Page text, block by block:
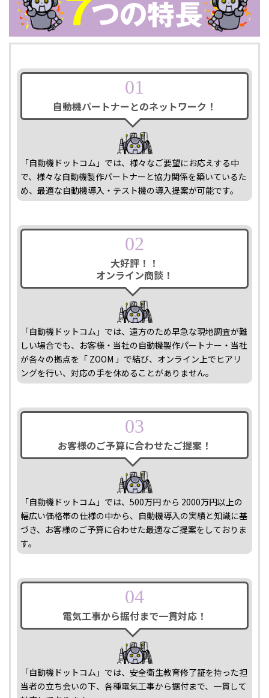
01
自動機パートナー とのネットワーク！
「自動機ドットコム」では、様々なご要望にお応えする中
で、様々な自動機製作パートナーと協力関係を築いているた
め、最適な自動機導入・テスト機の導入提案が可能です。
02
大好評！！
オンライン商談！
「自動機ドットコム」では、遠方のため早急な現地調査が難
しい場合でも、お客様・当社の自動機製作パートナー・当社
が各々の拠点を「 ZOOM 」で結び、オンライン上でヒアリ
ングを行い、対応の手を休めることがありません。
03
お客様のご予算に合わせたご提案！
「自動機ドットコム」では、500万円 から 2000万円以上の
幅広い価格帯の仕様の中から、自動機導入の実績と知識に基
づき、お客様のご予算に合わせた最適なご提案をしておりま
す。
04
電気工事から据付まで一貫対応！
「自動機ドットコム」では、安全衛生教育修了証を持った担
当者の立ち会いの下、各種電気工事から据付まで、一貫して